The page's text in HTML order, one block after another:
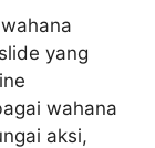
yang
wahana
aksi,